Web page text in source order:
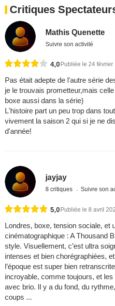
Critiques
Mathis Quenette
Suivre son activité
4,0 Publiée le 24 février
Pas était adepte de l'autre série
je le trouvais prometteur,mais
boxe aussi dans la série)
L'histoire part un peu trop dans
vivement la saison 2 qui si je ne
d'année!
jayjay
8 critiques Suivre son
5,0Publiée le 8 avril
Londres, boxe, tension sociale, et
cinématographique : A Thousand
style. Visuellement, c’est ultra
intenses et bien chorégraphiées,
l’époque est super bien
incroyable, comme toujours, et
avec brio. Il y a du fond, du
coups ...